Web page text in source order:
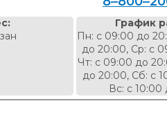
График
Пн: с 09:00 до
до 20:00, Ср: с
Чт: с 09:00 до
до 20:00, Сб: с
Вс: с 10:00